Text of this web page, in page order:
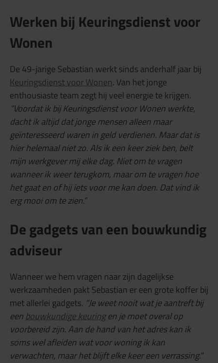
Werken bij Keuringsdienst voor
Wonen
De 49-jarige Sebastian werkt sinds anderhalf jaar bij
Keuringsdienst voor Wonen. Van het jonge
enthousiaste team zegt hij veel energie te krijgen.
“Voordat ik bij Keuringsdienst voor Wonen werkte,
dacht ik altijd dat jonge mensen alleen maar
geïnteresseerd waren in geld verdienen. Maar dat is
hier helemaal niet zo. Als ik een keer ziek ben, belt
mijn werkgever mij elke dag. Niet om te vragen
wanneer ik weer terugkom, maar om te vragen hoe
het gaat en of hij iets voor me kan doen. Dat vind ik
erg mooi om te zien.”
De gadgets van een bouwkundig
adviseur
Wanneer we hem vragen naar zijn dagelijkse
werkzaamheden pakt Sebastian er een grote koffer bij
met allerlei gadgets. “Je weet nooit wat je aantreft bij
een bouwkundige keuringen je moet overal op
voorbereid zijn. Aan de hand van het adres kan ik
soms wel afleiden wat voor woning ik kan
verwachten, maar het blijft elke keer een verrassing.”